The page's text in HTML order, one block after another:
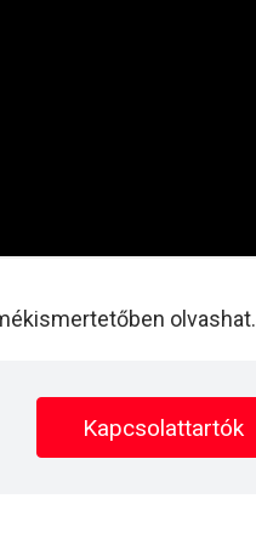
olvashat.
Kapcsolattartók